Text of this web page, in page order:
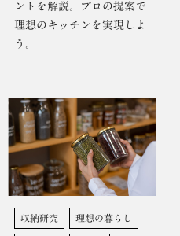
ントを解説。プロの提案で
理想のキッチンを実現しよ
う。
収納研究 理想の暮らし